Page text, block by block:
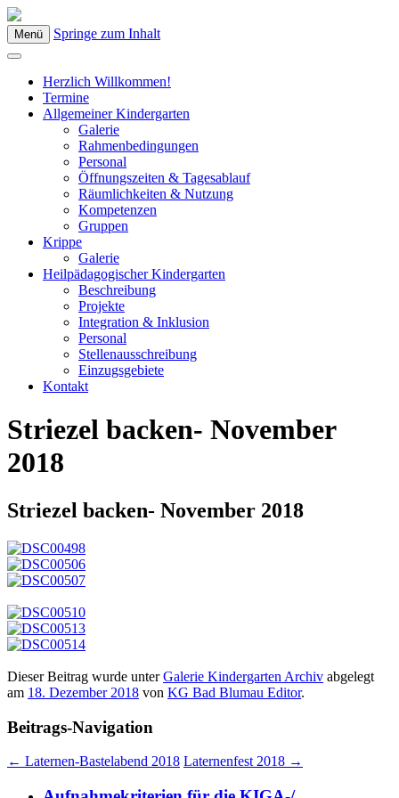
Kindergarten Bad Blumau
Menü Springe zum Inhalt
Herzlich Willkommen!
Termine
Allgemeiner Kindergarten
Galerie
Rahmenbedingungen
Personal
Öffnungszeiten & Tagesablauf
Räumlichkeiten & Nutzung
Kompetenzen
Gruppen
Krippe
Galerie
Heilpädagogischer Kindergarten
Beschreibung
Projekte
Integration & Inklusion
Personal
Stellenausschreibung
Einzugsgebiete
Kontakt
Striezel backen- November
2018
Striezel backen- November 2018
Dieser Beitrag wurde unterGalerie Kindergarten Archiv abgelegt
am 18. Dezember 2018 von KG Bad Blumau Editor.
Beitrags-Navigation
← Laternen-Bastelabend 2018 Laternenfest 2018 →